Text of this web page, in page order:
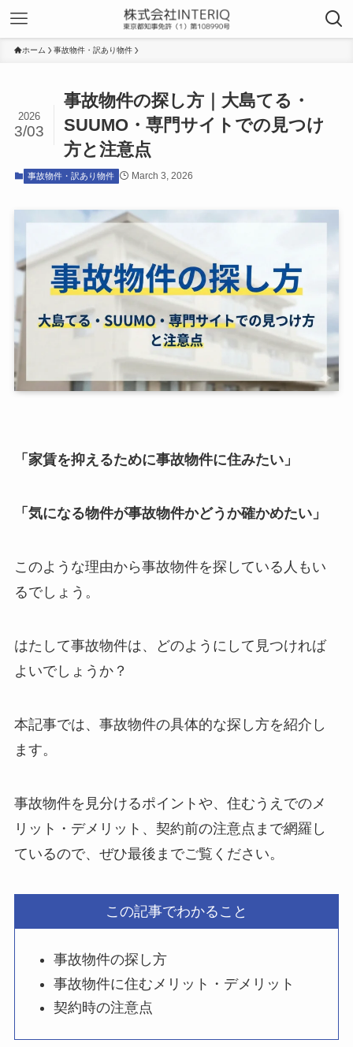
ホーム 事故物件・訳あり物件
事故物件の探し方｜大島てる・
SUUMO・専門サイトでの見つけ
方と注意点
2026
3/03
事故物件・訳あり物件 March 3, 2026
「家賃を抑えるために事故物件に住みたい」
「気になる物件が事故物件かどうか確かめたい」
このような理由から事故物件を探している人もい
るでしょう。
はたして事故物件は、どのようにして見つければ
よいでしょうか？
本記事では、事故物件の具体的な探し方を紹介し
ます。
事故物件を見分けるポイントや、住むうえでのメ
リット・デメリット、契約前の注意点まで網羅し
ているので、ぜひ最後までご覧ください。
この記事でわかること
事故物件の探し方
事故物件に住むメリット・デメリット
契約時の注意点